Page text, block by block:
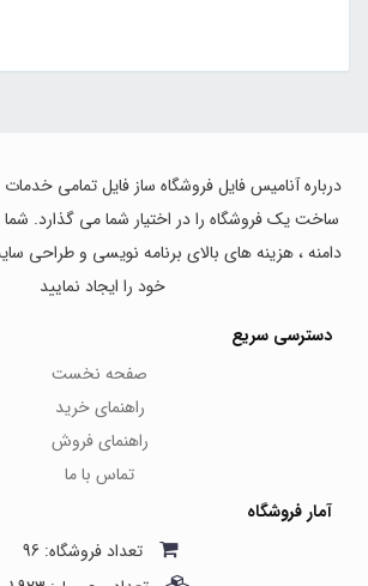
درباره آنامیس فایل فروشگاه ساز فایل تمامی خدمات
ساخت یک فروشگاه را در اختیار شما می گذارد.
دامنه ، هزینه های بالای برنامه نویسی و طراحی
خود را ایجاد نمایید
دسترسی سریع
صفحه نخست
راهنمای خرید
راهنمای فروش
تماس با ما
آمار فروشگاه
تعداد فروشگاه: 96